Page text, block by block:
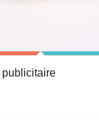
publicitaire